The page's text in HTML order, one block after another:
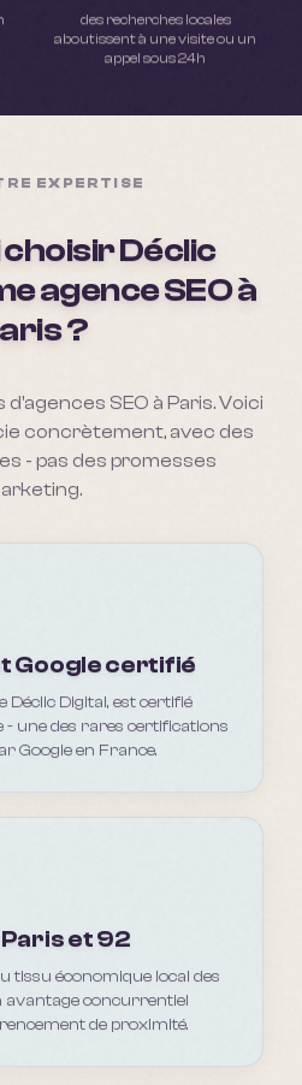
des recherches locales
aboutissent à une visite ou un
appel sous 24h
EXPERTISE
Déclic
agence SEO à
?
SEO à Paris. Voici
concrètement, avec des
- pas des promesses
Google certifié
Digital, est certifié
- une des rares certifications
Google en France.
et 92
tissu économique local des
avantage concurrentiel
de proximité.